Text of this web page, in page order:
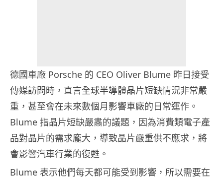
德國車廠 Porsche 的 CEO Oliver Blume 昨日接受
傳媒訪問時，直言全球半導體晶片短缺情況非常嚴
重，甚至會在未來數個月影響車廠的日常運作。
Blume 指晶片短缺嚴肅的議題，因為消費類電子產
品對晶片的需求龐大，導致晶片嚴重供不應求，將
會影響汽車行業的復甦。
Blume 表示他們每天都可能受到影響，所以需要在